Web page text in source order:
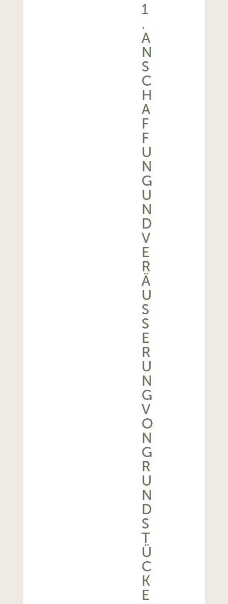
1
.
A
N
S
C
H
A
F
F
U
N
G
U
N
D
V
E
R
Ä
U
SS
E
R
U
N
G
V
O
N
G
R
U
N
D
S
T
Ü
C
K
E
N